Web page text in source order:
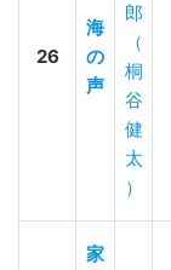
26
海
の
声
郎
（
桐
谷
健
太
）
家